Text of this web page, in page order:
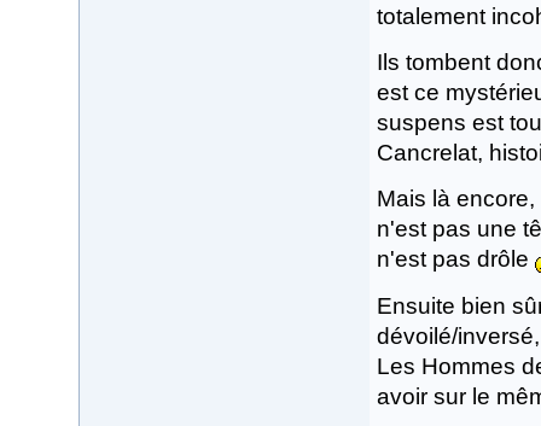
totalement
Ils tombent
est ce
suspens est
Cancrelat,
Mais là
n'est pas une
n'est pas drôle
Ensuite bien
dévoilé/
Les Hommes
avoir sur le